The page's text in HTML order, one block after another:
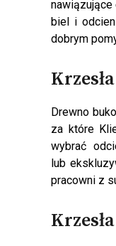
nawiązujące
biel i
dobrym
Drewno
za które
wybrać
lub
pracowni z